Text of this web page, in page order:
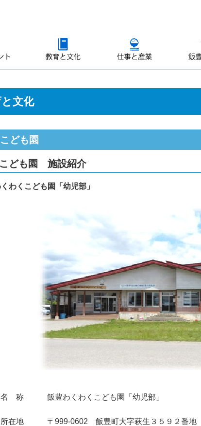
文化
ども園
ども園 施設紹介
わくこども園「幼児部」
名 称 飯豊わくわくこども園「幼児部」
所在地 〒999-0602 飯豊町大字萩生３５９２番地